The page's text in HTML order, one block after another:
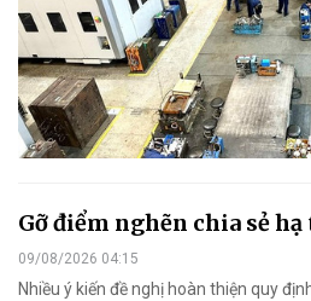
Gỡ điểm nghẽn chia sẻ
09/08/2026 04:15
Nhiều ý kiến đề nghị hoàn thiện quy